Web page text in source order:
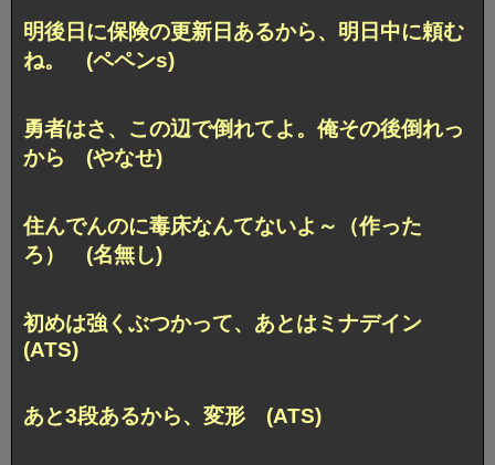
明後日に保険の更新日あるから、明日中に頼む
ね。 (ペペンs)
勇者はさ、この辺で倒れてよ。俺その後倒れっ
から (やなせ)
住んでんのに毒床なんてないよ～（作った
ろ） (名無し)
初めは強くぶつかって、あとはミナデイン
(ATS)
あと3段あるから、変形 (ATS)